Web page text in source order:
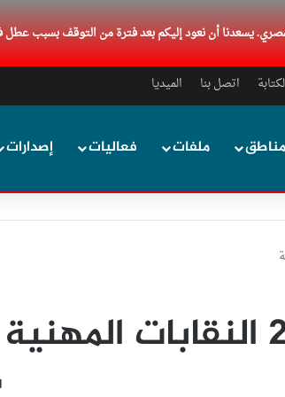
يسعدنا أن نعود إليكم بعد فترة من التوقف بسبب
اتصل بنا الميديا
مناطق ملفات فعاليات إصدارات